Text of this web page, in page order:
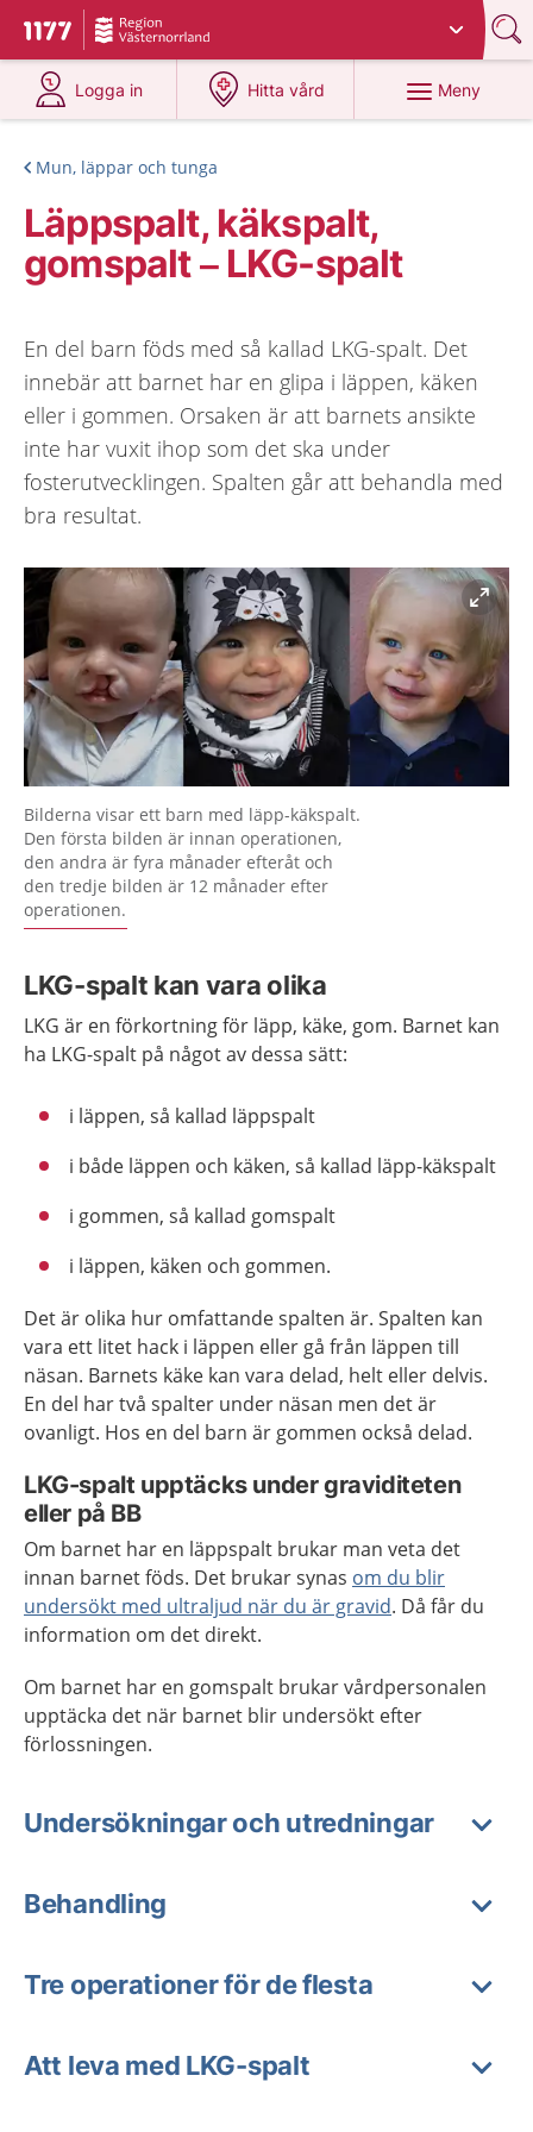
Till startsidan för 1177
Du har valt region
Logga in
på 1177.se
Hitta vård
på 1177.se
Meny
Mun, läppar och tunga
Läppspalt, käkspalt,
gomspalt – LKG-spalt
En del barn föds med så kallad LKG-spalt. Det
innebär att barnet har en glipa i läppen, käken
eller i gommen. Orsaken är att barnets ansikte
inte har vuxit ihop som det ska under
fosterutvecklingen. Spalten går att behandla med
bra resultat.
Förstora bilden
Bilderna visar ett barn med läpp-käkspalt.
Den första bilden är innan operationen,
den andra är fyra månader efteråt och
den tredje bilden är 12 månader efter
operationen.
LKG-spalt kan vara olika
LKG är en förkortning för läpp, käke, gom. Barnet kan
ha LKG-spalt på något av dessa sätt:
i läppen, så kallad läppspalt
i både läppen och käken, så kallad läpp-käkspalt
i gommen, så kallad gomspalt
i läppen, käken och gommen.
Det är olika hur omfattande spalten är. Spalten kan
vara ett litet hack i läppen eller gå från läppen till
näsan. Barnets käke kan vara delad, helt eller delvis.
En del har två spalter under näsan men det är
ovanligt. Hos en del barn är gommen också delad.
LKG-spalt upptäcks under graviditeten
eller på BB
Om barnet har en läppspalt brukar man veta det
innan barnet föds. Det brukar synas om du blir
undersökt med ultraljud när du är gravid. Då får du
information om det direkt.
Om barnet har en gomspalt brukar vårdpersonalen
upptäcka det när barnet blir undersökt efter
förlossningen.
Undersökningar och utredningar
Behandling
Tre operationer för de flesta
Att leva med LKG-spalt